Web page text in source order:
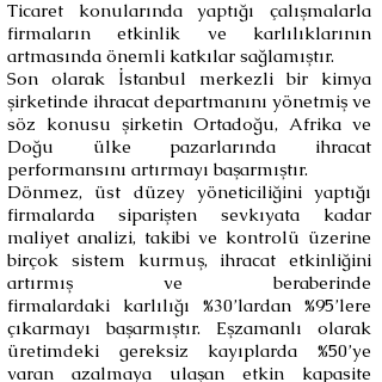
Ticaret konularında yaptığı çalışmalarla
firmaların etkinlik ve karlılıklarının
artmasında önemli katkılar sağlamıştır.
Son olarak İstanbul merkezli bir kimya
şirketinde ihracat departmanını yönetmiş ve
söz konusu şirketin Ortadoğu, Afrika ve
Doğu ülke pazarlarında ihracat
performansını artırmayı başarmıştır.
Dönmez, üst düzey yöneticiliğini yaptığı
firmalarda siparişten sevkıyata kadar
maliyet analizi, takibi ve kontrolü üzerine
birçok sistem kurmuş, ihracat etkinliğini
artırmış ve beraberinde
firmalardaki karlılığı %30’lardan %95’lere
çıkarmayı başarmıştır. Eşzamanlı olarak
üretimdeki gereksiz kayıplarda %50’ye
varan azalmaya ulaşan etkin kapasite